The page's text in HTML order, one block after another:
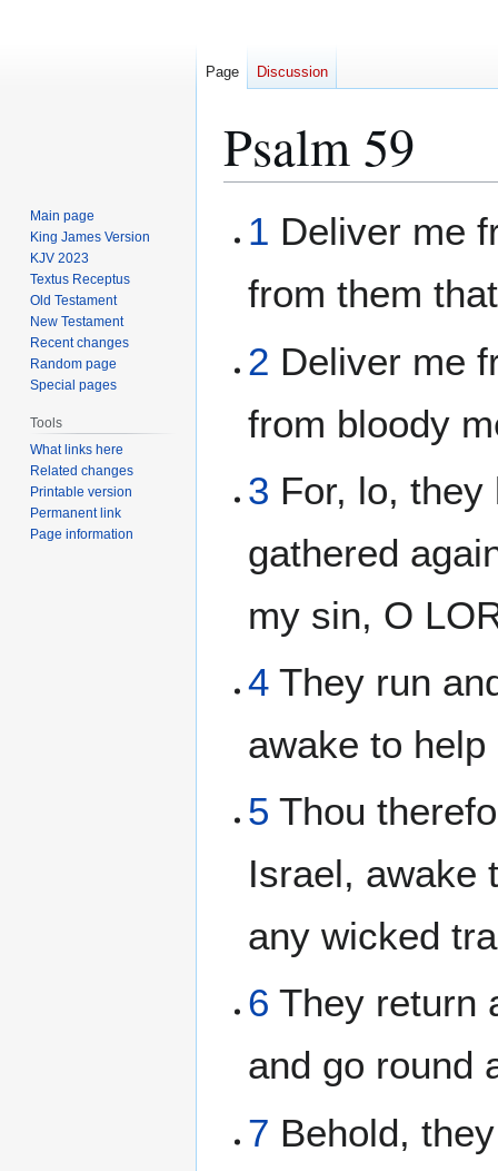
Psalm 59
toto
1 Deliver me
from them
2 Deliver me
from bloody
3 For, lo,
gathered
my sin, O
4 They run
awake to
5 Thou
Israel, awake
any wicked
6 They return
and go round
7 Behold,
Page Discussion
Main page
King James Version
KJV 2023
Textus Receptus
Old Testament
New Testament
Recent changes
Random page
Special pages
Tools
What links here
Related changes
Printable version
Permanent link
Page information